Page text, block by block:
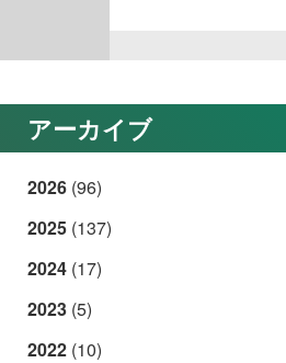
アーカイブ
2026 (96)
2025 (137)
2024 (17)
2023 (5)
2022 (10)